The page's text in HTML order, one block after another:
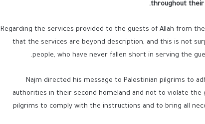
throughout
Regarding the services provided to the guests of Allah from
that the services are beyond description, and this is not
people, who have never fallen short in serving the
Najm directed his message to Palestinian pilgrims to
authorities in their second homeland and not to violate the
pilgrims to comply with the instructions and to bring all